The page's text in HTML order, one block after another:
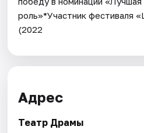
роль»*Участник фестиваля
(2022
Адрес
Театр Драмы